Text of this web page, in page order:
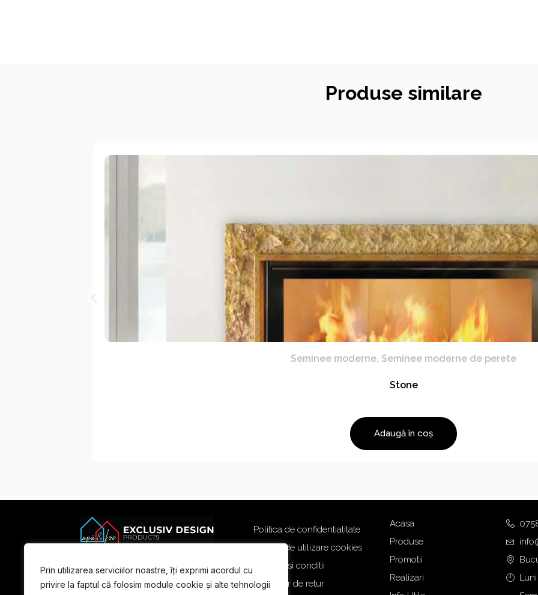
Prin utilizarea serviciilor noastre, îți exprimi acordul cu
privire la faptul că folosim module cookie și alte tehnologii
Produse similare
Seminee moderne, Seminee moderne de perete
Stone
Adaugă în coș
Politica de confidentialitate
Politica de utilizare cookies
Termeni si conditii
Formular de retur
Acasa
Produse
Promotii
Realizari